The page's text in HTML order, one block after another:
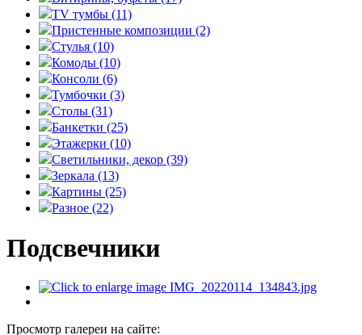
TV тумбы (11)
Пристенные композиции (2)
Стулья (10)
Комоды (10)
Консоли (6)
Тумбочки (3)
Столы (31)
Банкетки (25)
Этажерки (10)
Светильники, декор (39)
Зеркала (13)
Картины (25)
Разное (22)
Подсвечники
Просмотр галереи на сайте: